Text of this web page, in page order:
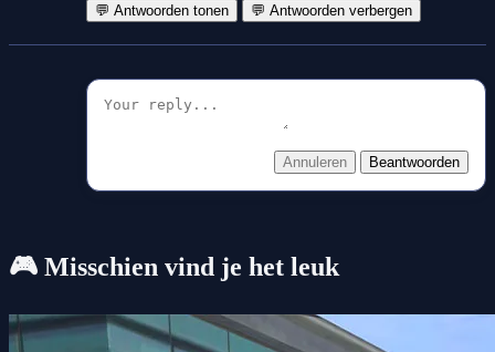
💬 Antwoorden tonen 💬 Antwoorden verbergen
Annuleren Beantwoorden
🎮 Misschien vind je het leuk